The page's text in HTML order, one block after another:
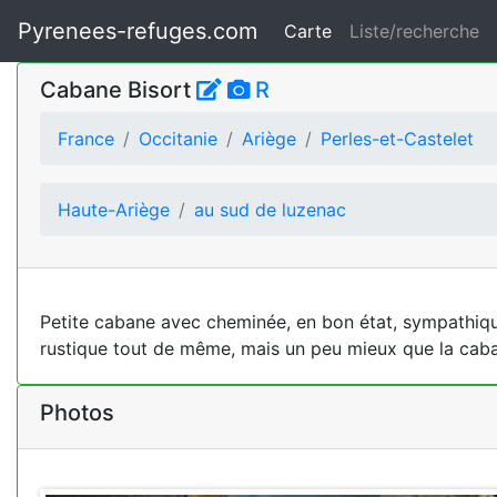
Pyrenees-refuges.com Carte Liste/recherche
Cabane Bisort R
France Occitanie Ariège Perles-et-Castelet
Haute-Ariège au sud de luzenac
Petite cabane avec cheminée, en bon état,
rustique tout de même, mais un peu mieux que la
Photos